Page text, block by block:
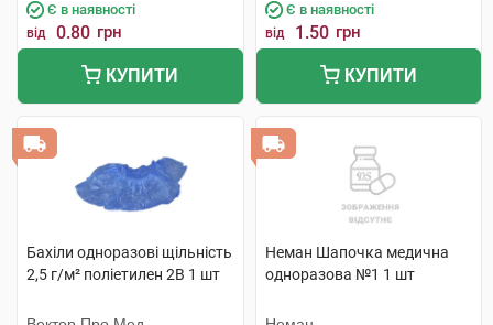
Є в наявності
від 0.80 грн
КУПИТИ
Є в наявності
від 1.50 грн
КУПИТИ
Бахіли одноразові щільність
2,5 г/м² поліетилен 2В 1 шт
Неман Шапочка медична
одноразова №1 1 шт